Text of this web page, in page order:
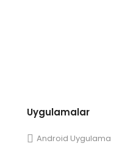
Uygulamalar
Android Uygulama